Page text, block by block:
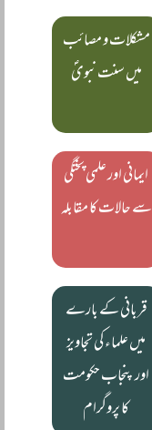
مشکلات و مصائب
میں سنت نبویؐ
ایمانی اور علمی پختگی
سے حالات کا مقابلہ
قربانی کے بارے
میں علماء کی تجاویز
اور پنجاب حکومت
کا پروگرام